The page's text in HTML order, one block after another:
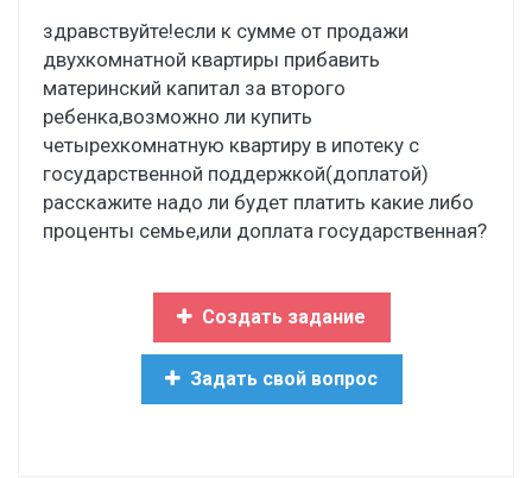
здравствуйте!если к сумме от продажи
двухкомнатной квартиры прибавить
материнский капитал за второго
ребенка,возможно ли купить
четырехкомнатную квартиру в ипотеку с
государственной поддержкой(доплатой)
расскажите надо ли будет платить какие либо
проценты семье,или доплата государственная?
Создать задание
Задать свой вопрос